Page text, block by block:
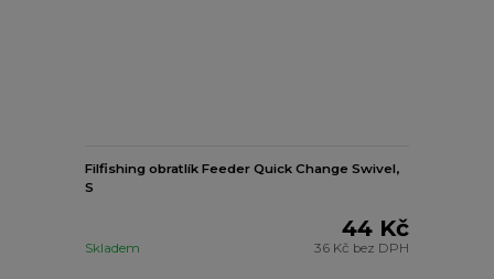
Filfishing obratlík Feeder Quick Change Swivel,
S
44 Kč
36 Kč bez DPH
Skladem